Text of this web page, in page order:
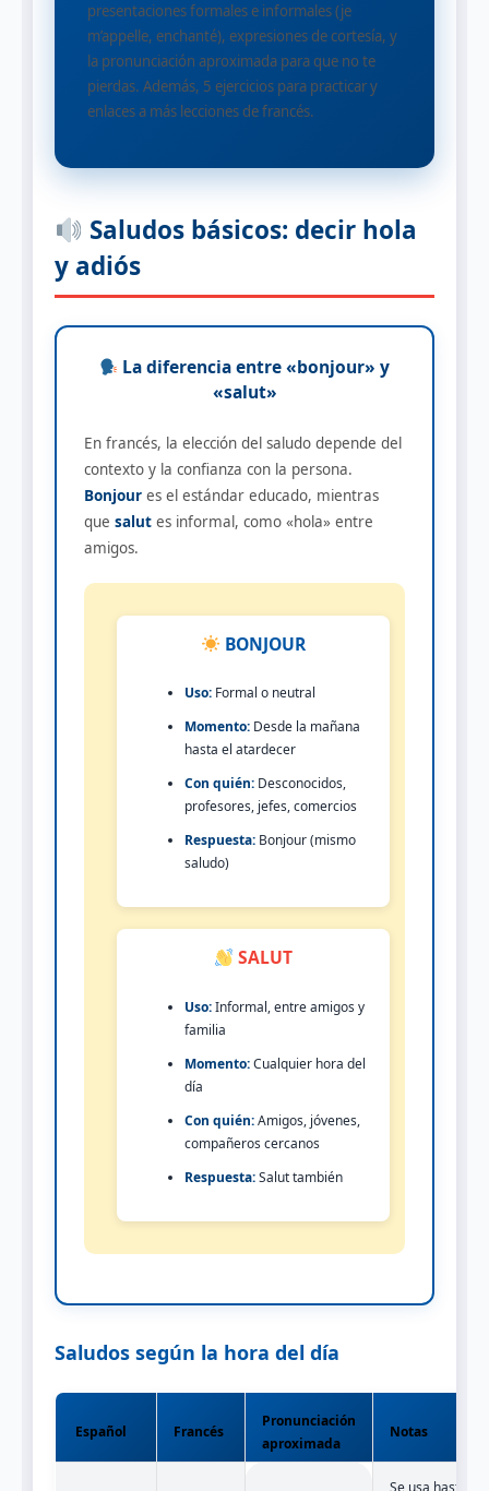
presentaciones formales e informales (je
m’appelle, enchanté), expresiones de cortesía, y
la pronunciación aproximada para que no te
pierdas. Además, 5 ejercicios para practicar y
enlaces a más lecciones de francés.
Saludos básicos: decir hola
y adiós
La diferencia entre «bonjour» y
«salut»
En francés, la elección del saludo depende del
contexto y la confianza con la persona.
Bonjour es el estándar educado, mientras
que salut es informal, como «hola» entre
amigos.
BONJOUR
Uso: Formal o neutral
Momento: Desde la mañana
hasta el atardecer
Con quién: Desconocidos,
profesores, jefes, comercios
Respuesta: Bonjour (mismo
saludo)
SALUT
Uso:Informal, entre amigos y
familia
Momento:Cualquier hora del
día
Con quién:Amigos, jóvenes,
compañeros cercanos
Respuesta:Salut también
Saludos según la hora del día
Español Francés
Pronunciación
aproximada
Notas